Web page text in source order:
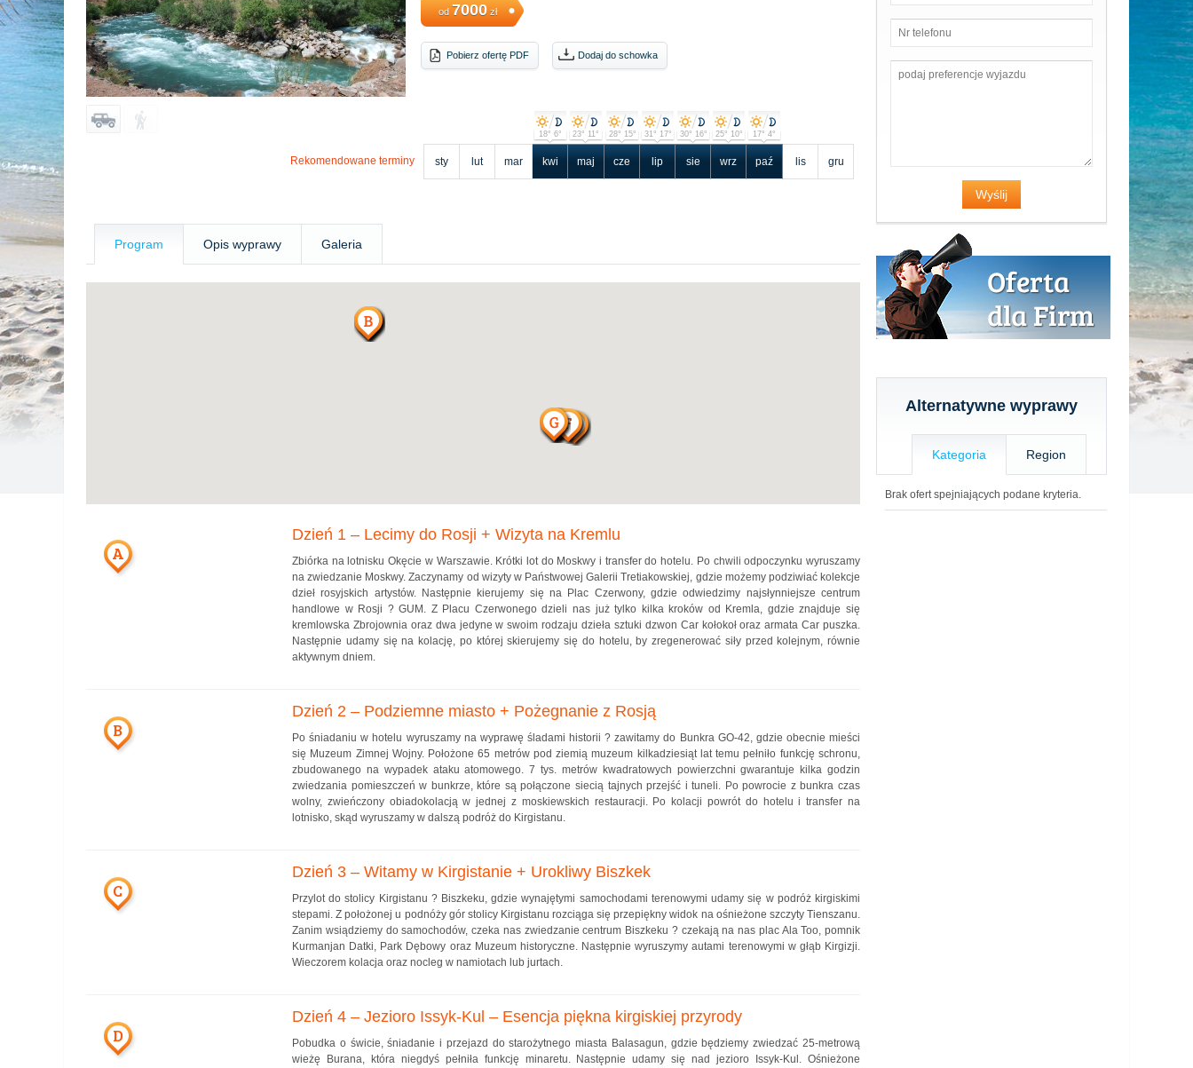
od 7000 zł
Pobierz ofertę PDF Dodaj do schowka
Rekomendowane terminy sty lut mar kwi
18° 6°
maj
23° 11°
cze
28° 15°
lip
31° 17°
sie
30° 16°
wrz
25° 10°
paź
17° 4°
lis gru
Program Opis wyprawy Galeria
A
Dzień 1 – Lecimy do Rosji + Wizyta na Kremlu
Zbiórka na lotnisku Okęcie w Warszawie. Krótki lot do Moskwy i transfer do hotelu. Po chwili odpoczynku wyruszamy
na zwiedzanie Moskwy. Zaczynamy od wizyty w Państwowej Galerii Tretiakowskiej, gdzie możemy podziwiać kolekcje
dzieł rosyjskich artystów. Następnie kierujemy się na Plac Czerwony, gdzie odwiedzimy najsłynniejsze centrum
handlowe w Rosji ? GUM. Z Placu Czerwonego dzieli nas już tylko kilka kroków od Kremla, gdzie znajduje się
kremlowska Zbrojownia oraz dwa jedyne w swoim rodzaju dzieła sztuki dzwon Car kołokoł oraz armata Car puszka.
Następnie udamy się na kolację, po której skierujemy się do hotelu, by zregenerować siły przed kolejnym, równie
aktywnym dniem.
B
Dzień 2 – Podziemne miasto + Pożegnanie z Rosją
Po śniadaniu w hotelu wyruszamy na wyprawę śladami historii ? zawitamy do Bunkra GO-42, gdzie obecnie mieści
się Muzeum Zimnej Wojny. Położone 65 metrów pod ziemią muzeum kilkadziesiąt lat temu pełniło funkcję schronu,
zbudowanego na wypadek ataku atomowego. 7 tys. metrów kwadratowych powierzchni gwarantuje kilka godzin
zwiedzania pomieszczeń w bunkrze, które są połączone siecią tajnych przejść i tuneli. Po powrocie z bunkra czas
wolny, zwieńczony obiadokolacją w jednej z moskiewskich restauracji. Po kolacji powrót do hotelu i transfer na
lotnisko, skąd wyruszamy w dalszą podróż do Kirgistanu.
C
Dzień 3 – Witamy w Kirgistanie + Urokliwy Biszkek
Przylot do stolicy Kirgistanu ? Biszkeku, gdzie wynajętymi samochodami terenowymi udamy się w podróż kirgiskimi
stepami. Z położonej u podnóży gór stolicy Kirgistanu rozciąga się przepiękny widok na ośnieżone szczyty Tienszanu.
Zanim wsiądziemy do samochodów, czeka nas zwiedzanie centrum Biszkeku ? czekają na nas plac Ala Too, pomnik
Kurmanjan Datki, Park Dębowy oraz Muzeum historyczne. Następnie wyruszymy autami terenowymi w głąb Kirgizji.
Wieczorem kolacja oraz nocleg w namiotach lub jurtach.
D
Dzień 4 – Jezioro Issyk-Kul – Esencja piękna kirgiskiej przyrody
Pobudka o świcie, śniadanie i przejazd do starożytnego miasta Balasagun, gdzie będziemy zwiedzać 25-metrową
wieżę Burana, która niegdyś pełniła funkcję minaretu. Następnie udamy się nad jezioro Issyk-Kul. Ośnieżone
Alternatywne wyprawy
Kategoria Region
Brak ofert spejniających podane kryteria.